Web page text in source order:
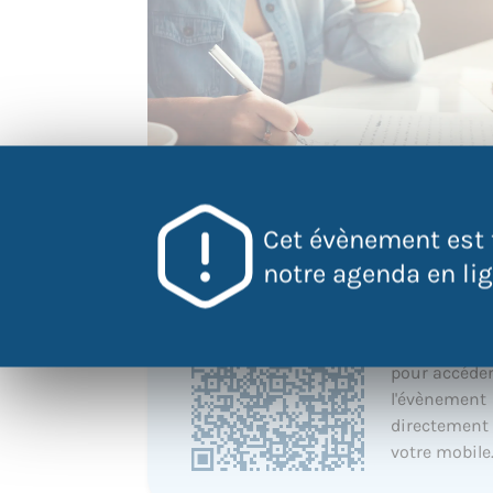
Cet évènement
notre agenda en
pour
l'évènement
directement
votre mobile.